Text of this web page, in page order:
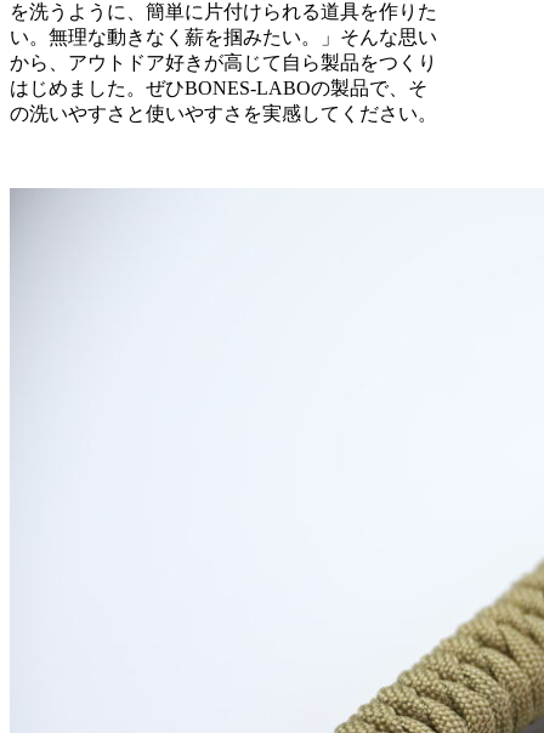
を洗うように、簡単に片付けられる道具を作りた
い。無理な動きなく薪を掴みたい。」そんな思い
から、アウトドア好きが高じて自ら製品をつくり
はじめました。ぜひBONES-LABOの製品で、そ
の洗いやすさと使いやすさを実感してください。